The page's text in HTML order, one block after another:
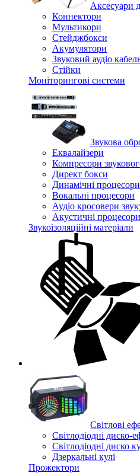
Аксесуари
Коннектори
Мультикори
Стейджбокси
Акумулятори
Звуковий аудіо
Стійки
Моніторингові системи
Звукова
Еквалайзери
Компресори
Директ бокси
Динамічні процесори
Вокальні процесори
Аудіо кросовери
Акустичні процесори
Звукоізоляційні матеріали
Cвітлові
Світлодіодні диско-
Світлодіодні диско
Дзеркальні кулі
Прожектори